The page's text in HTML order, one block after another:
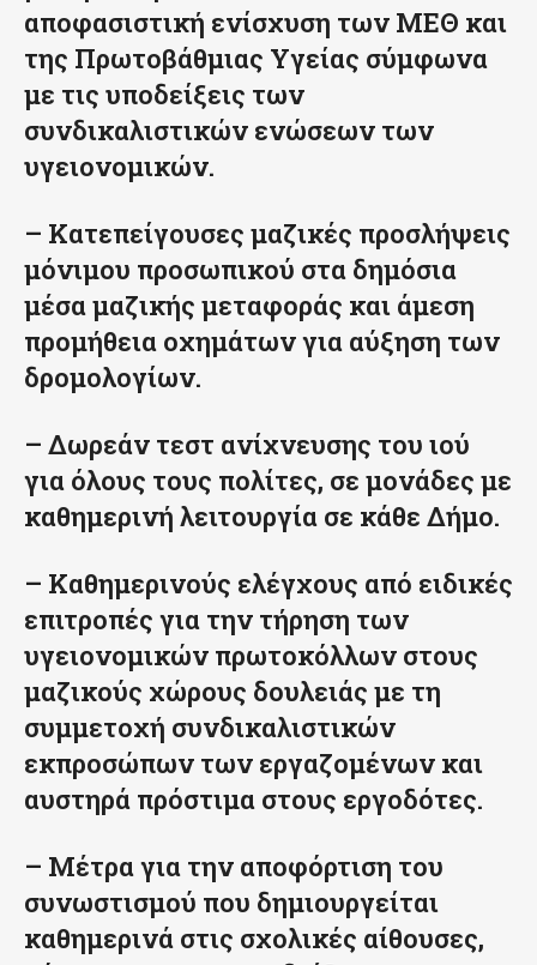
αποφασιστική ενίσχυση των ΜΕΘ και
της Πρωτοβάθμιας Υγείας σύμφωνα
με τις υποδείξεις των
συνδικαλιστικών ενώσεων των
υγειονομικών.
– Κατεπείγουσες μαζικές προσλήψεις
μόνιμου προσωπικού στα δημόσια
μέσα μαζικής μεταφοράς και άμεση
προμήθεια οχημάτων για αύξηση των
δρομολογίων.
– Δωρεάν τεστ ανίχνευσης του ιού
για όλους τους πολίτες, σε μονάδες με
καθημερινή λειτουργία σε κάθε Δήμο.
– Καθημερινούς ελέγχους από ειδικές
επιτροπές για την τήρηση των
υγειονομικών πρωτοκόλλων στους
μαζικούς χώρους δουλειάς με τη
συμμετοχή συνδικαλιστικών
εκπροσώπων των εργαζομένων και
αυστηρά πρόστιμα στους εργοδότες.
– Μέτρα για την αποφόρτιση του
συνωστισμού που δημιουργείται
καθημερινά στις σχολικές αίθουσες,